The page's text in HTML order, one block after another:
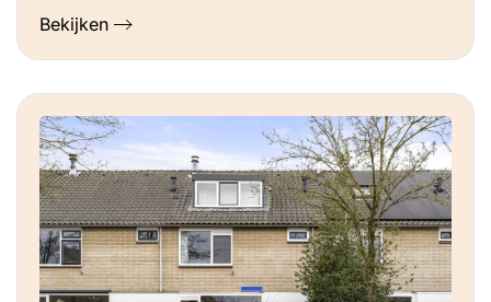
Bekijken